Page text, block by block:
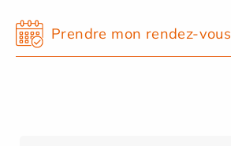
Prendre mon rendez-vous